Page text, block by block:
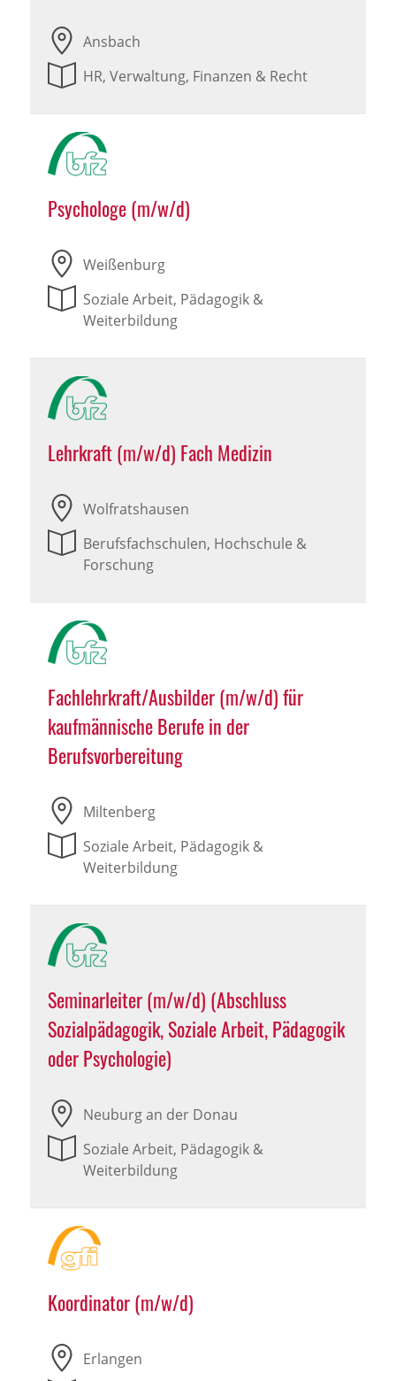
Ansbach
HR, Verwaltung, Finanzen & Recht
Psychologe (m/w/d)
Weißenburg
Soziale Arbeit, Pädagogik &
Weiterbildung
Lehrkraft (m/w/d) Fach Medizin
Wolfratshausen
Berufsfachschulen, Hochschule &
Forschung
Fachlehrkraft/Ausbilder (m/w/d) für
kaufmännische Berufe in der
Berufsvorbereitung
Miltenberg
Soziale Arbeit, Pädagogik &
Weiterbildung
Seminarleiter (m/w/d) (Abschluss
Sozialpädagogik, Soziale Arbeit, Pädagogik
oder Psychologie)
Neuburg an der Donau
Soziale Arbeit, Pädagogik &
Weiterbildung
Koordinator (m/w/d)
Erlangen